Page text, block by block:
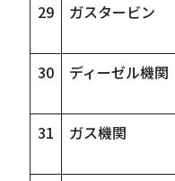
29
ガスタービン
30 ディーゼル機関
31 ガス機関